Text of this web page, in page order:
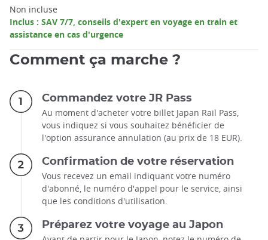
Non incluse
Inclus : SAV 7/7, conseils d'expert en voyage en train et
assistance en cas d'urgence
Comment ça marche ?
Commandez votre JR Pass
Au moment d'acheter votre billet Japan Rail Pass,
vous indiquez si vous souhaitez bénéficier de
l'option assurance annulation (au prix de 18 EUR).
Confirmation de votre réservation
Vous recevez un email indiquant votre numéro
d'abonné, le numéro d'appel pour le service, ainsi
que les conditions d'utilisation.
Préparez votre voyage au Japon